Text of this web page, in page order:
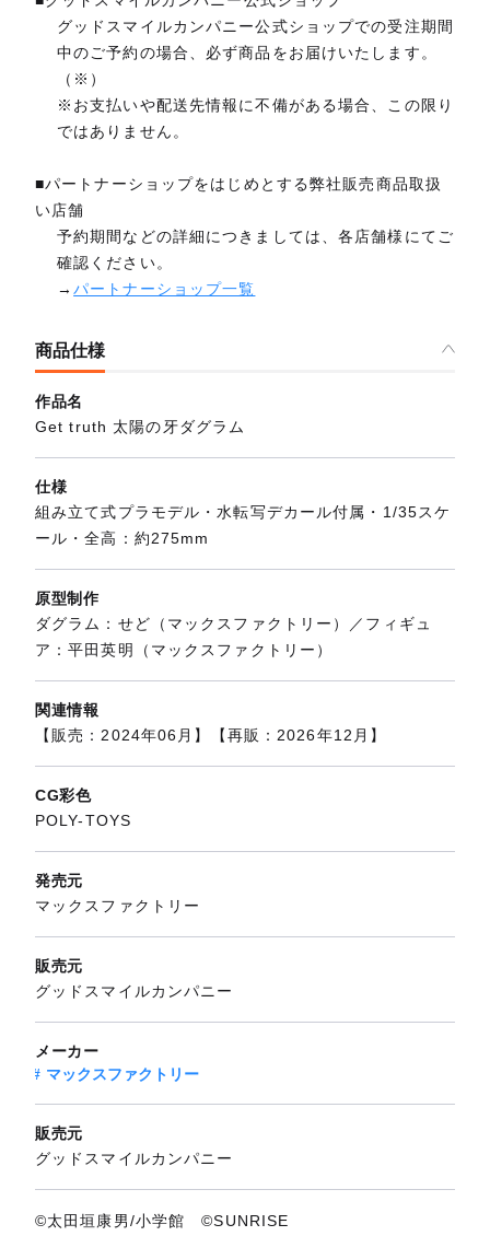
グッドスマイルカンパニー公式ショップでの受注期間
中のご予約の場合、必ず商品をお届けいたします。
（※）
※お支払いや配送先情報に不備がある場合、この限り
ではありません。
■パートナーショップをはじめとする弊社販売商品取扱
い店舗
予約期間などの詳細につきましては、各店舗様にてご
確認ください。
→パートナーショップ一覧
商品仕様
作品名
Get truth 太陽の牙ダグラム
仕様
組み立て式プラモデル・水転写デカール付属・1/35スケ
ール・全高：約275mm
原型制作
ダグラム：せど（マックスファクトリー）／フィギュ
ア：平田英明（マックスファクトリー）
関連情報
【販売：2024年06月】【再販：2026年12月】
CG彩色
POLY-TOYS
発売元
マックスファクトリー
販売元
グッドスマイルカンパニー
メーカー
マックスファクトリー
販売元
グッドスマイルカンパニー
©︎太田垣康男/小学館 ©︎SUNRISE